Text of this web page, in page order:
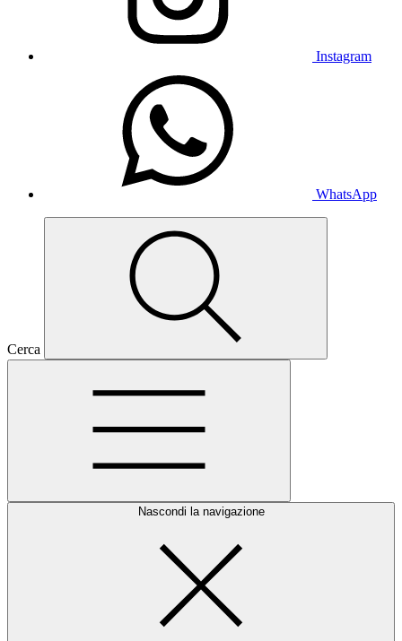
Instagram
WhatsApp
Cerca
Nascondi la navigazione